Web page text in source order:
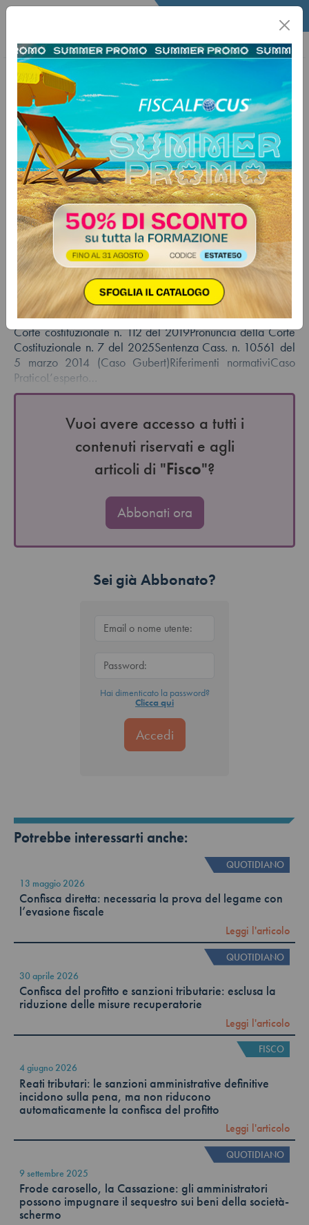
Home Fisco Info Fisco Informafisco
22 settembre 2025
Categorie: Antiriciclaggio Varie
Reati tributari, 231, riciclaggio e
misure ablatorie
Approfondimenti giurisprudenziali
Focus n. 50 - 2025
Autore:
Fabiano De Leonardis
IndiceReati tributari e Responsabilità 231Reati tributari e
riciclaggioRassegna giurisprudenzialePronuncia della
Corte costituzionale n. 112 del 2019Pronuncia della Corte
Costituzionale n. 7 del 2025Sentenza Cass. n. 10561 del
5 marzo 2014 (Caso Gubert)Riferimenti normativiCaso
PraticoL’esperto…
Vuoi avere accesso a tutti i
contenuti riservati e agli
articoli di "Fisco"?
Abbonati ora
Sei già Abbonato?
Hai dimenticato la password?
Clicca qui
Potrebbe interessarti anche:
QUOTIDIANO
13 maggio 2026
Confisca diretta: necessaria la prova del legame con
l’evasione fiscale
Leggi l'articolo
QUOTIDIANO
30 aprile 2026
Confisca del profitto e sanzioni tributarie: esclusa la
riduzione delle misure recuperatorie
Leggi l'articolo
FISCO
4 giugno 2026
Reati tributari: le sanzioni amministrative definitive
incidono sulla pena, ma non riducono
automaticamente la confisca del profitto
Leggi l'articolo
QUOTIDIANO
9 settembre 2025
Frode carosello, la Cassazione: gli amministratori
possono impugnare il sequestro sui beni della società-
schermo